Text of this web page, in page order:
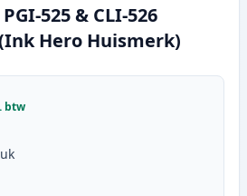
525 & CLI-526
Hero Huismerk)
btw